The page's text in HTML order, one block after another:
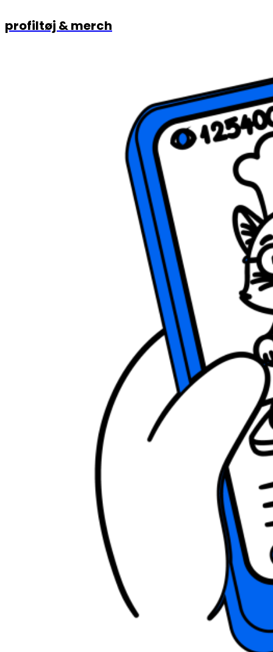
profiltøj & merch